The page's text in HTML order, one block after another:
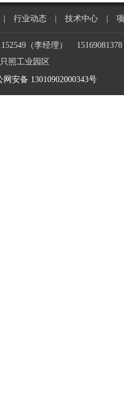
行业动态 | 技术中心
（李经理）
照工业园区
网安备 13010902000343号